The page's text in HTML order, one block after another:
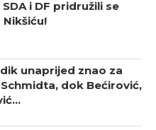
SDA i DF pridružili se
Nikšiću!
unaprijed znao za
dok Bećirović,